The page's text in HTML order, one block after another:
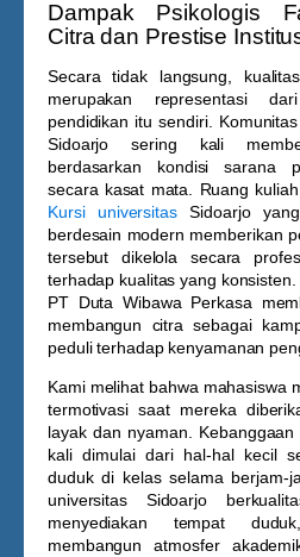
Dampak Psikologis
Citra dan Prestise
Secara tidak langsung,
merupakan representasi
pendidikan itu sendiri.
Sidoarjo sering kali
berdasarkan kondisi sarana
secara kasat mata. Ruang
Kursi universitasSidoarjoyang
berdesain modern memberikan
tersebut dikelola secara
terhadap kualitas yang
PT Duta Wibawa Perkasa
membangun citra sebagai
peduli terhadap kenyamanan
Kami melihat bahwa mahasiswa
termotivasi saat mereka
layak dan nyaman.
kali dimulai dari hal-hal kecil
duduk di kelas selama berjam-
universitas Sidoarjo
menyediakan tempat
membangun atmosfer